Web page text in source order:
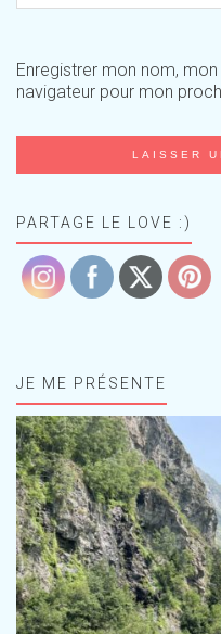
Enregistrer mon nom,
navigateur pour mon
PARTAGE LE LOVE :)
JE ME PRÉSENTE